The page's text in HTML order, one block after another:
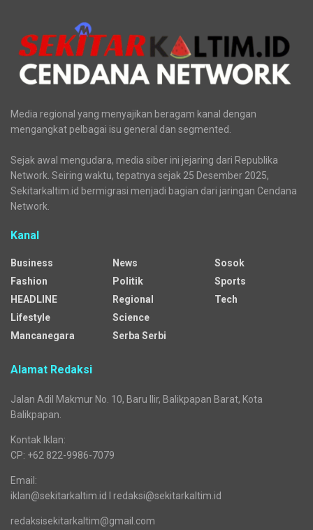
Media regional yang menyajikan beragam kanal dengan
mengangkat pelbagai isu general dan segmented.
Sejak awal mengudara, media siber ini jejaring dari Republika
Network. Seiring waktu, tepatnya sejak 25 Desember 2025,
Sekitarkaltim.id bermigrasi menjadi bagian dari jaringan Cendana
Network.
Kanal
Business
Fashion
HEADLINE
Lifestyle
Mancanegara
News
Politik
Regional
Science
Serba Serbi
Sosok
Sports
Tech
Alamat Redaksi
Jalan Adil Makmur No. 10, Baru Ilir, Balikpapan Barat, Kota
Balikpapan.
Kontak Iklan:
CP: +62 822-9986-7079
Email:
iklan@sekitarkaltim.id I redaksi@sekitarkaltim.id
redaksisekitarkaltim@gmail.com